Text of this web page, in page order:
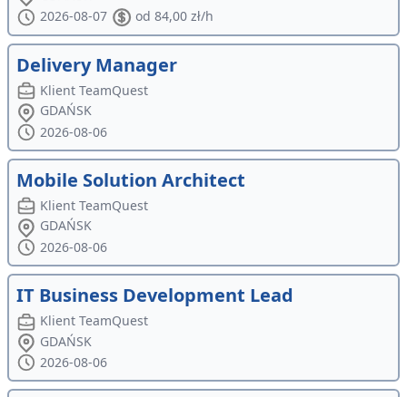
2026-08-07
od 84,00 zł/h
Delivery Manager
Klient TeamQuest
GDAŃSK
2026-08-06
Mobile Solution Architect
Klient TeamQuest
GDAŃSK
2026-08-06
IT Business Development Lead
Klient TeamQuest
GDAŃSK
2026-08-06